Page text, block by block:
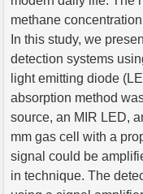
methane
In this study, we
detection systems
light emitting diode
absorption method
source, an MIR LED,
mm gas cell with a
signal could be
in technique. The